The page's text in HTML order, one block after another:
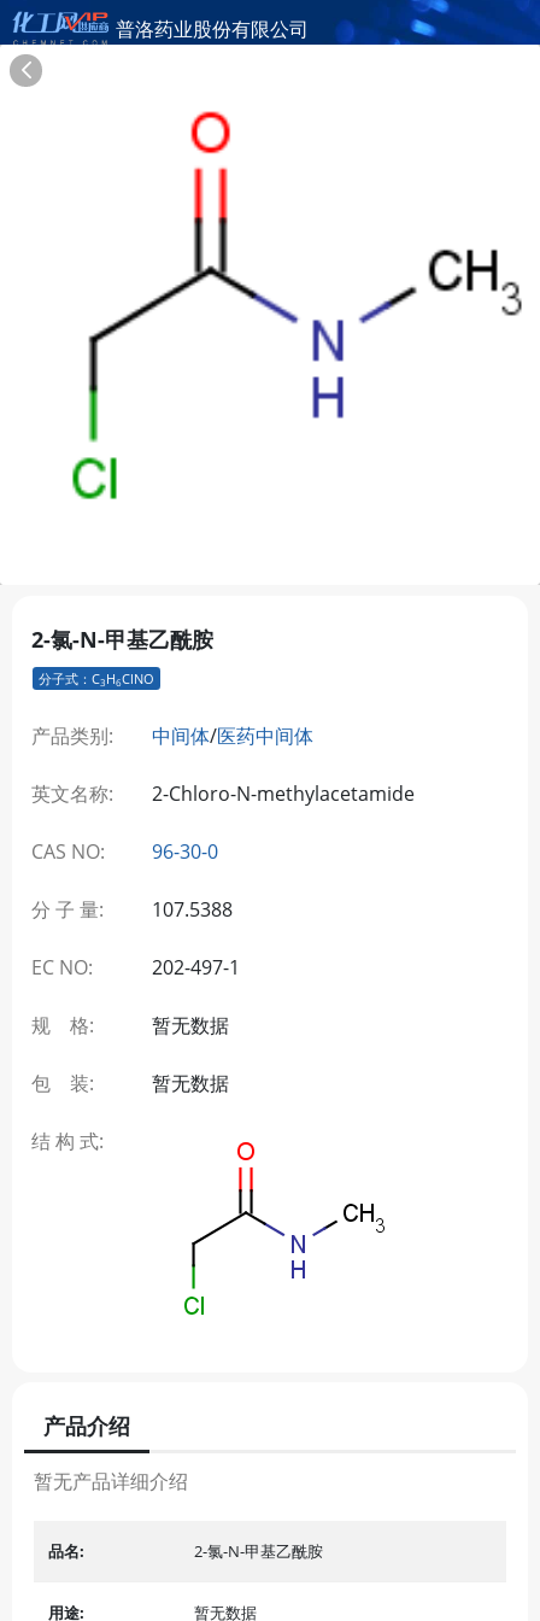
普洛药业股份有限公司
产品目录
普洛药业股份有限公司
在线询盘
2-氯-N-甲基乙酰胺
分子式：C3H6ClNO
产品类别: 中间体/医药中间体
英文名称: 2-Chloro-N-methylacetamide
CAS NO: 96-30-0
分 子 量: 107.5388
EC NO: 202-497-1
规 格: 暂无数据
包 装: 暂无数据
结 构 式:
产品介绍
暂无产品详细介绍
品名: 2-氯-N-甲基乙酰胺
用途: 暂无数据